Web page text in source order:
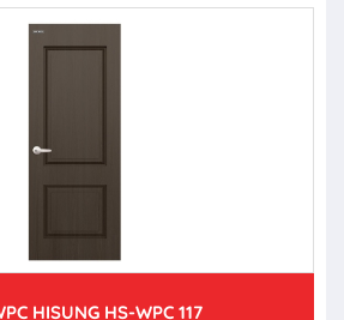
HISUNG HS-WPC 117